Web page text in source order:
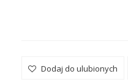
Dodaj do ulubionych